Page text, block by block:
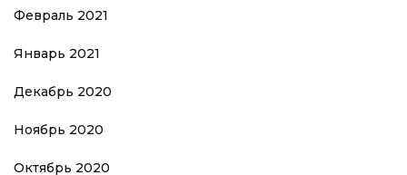
Февраль 2021
Январь 2021
Декабрь 2020
Ноябрь 2020
Октябрь 2020